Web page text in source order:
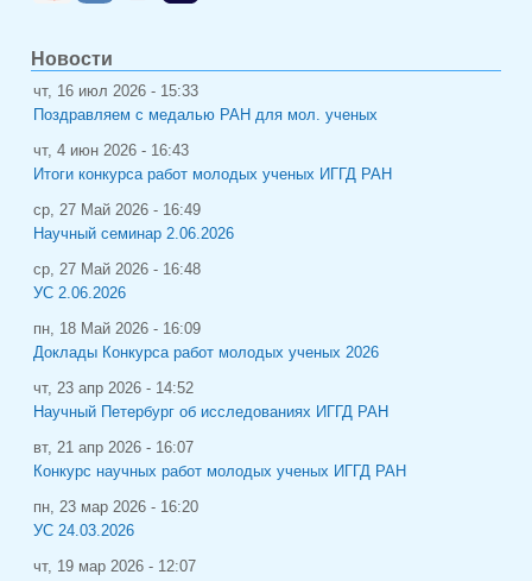
Новости
чт, 16 июл 2026 - 15:33
Поздравляем с медалью РАН для мол. ученых
чт, 4 июн 2026 - 16:43
Итоги конкурса работ молодых ученых ИГГД РАН
ср, 27 Май 2026 - 16:49
Научный семинар 2.06.2026
ср, 27 Май 2026 - 16:48
УС 2.06.2026
пн, 18 Май 2026 - 16:09
Доклады Конкурса работ молодых ученых 2026
чт, 23 апр 2026 - 14:52
Научный Петербург об исследованиях ИГГД РАН
вт, 21 апр 2026 - 16:07
Конкурс научных работ молодых ученых ИГГД РАН
пн, 23 мар 2026 - 16:20
УС 24.03.2026
чт, 19 мар 2026 - 12:07